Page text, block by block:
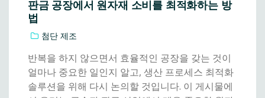
판금 공장에서 원자재 소비를 최적화하는 방
법
첨단 제조
반복을 하지 않으면서 효율적인 공장을 갖는 것이
얼마나 중요한 일인지 알고, 생산 프로세스 최적화
솔루션을 위해 다시 논의할 것입니다. 이 게시물에